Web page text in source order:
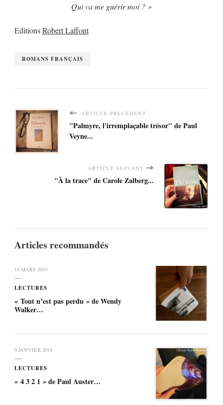
Qui va me guérir moi ? »
EditionsRobert Laffont
ROMANS FRANÇAIS
ARTICLE PRÉCÉDENT
"Palmyre, l'irremplaçable trésor" de Paul
Veyne...
ARTICLE SUIVANT
"À la trace" de Carole Zalberg...
Articles recommandés
14 MARS 2019
LECTURES
« Tout n’est pas perdu » de Wendy
Walker…
9 JANVIER 2018
LECTURES
« 4 3 2 1 » de Paul Auster…